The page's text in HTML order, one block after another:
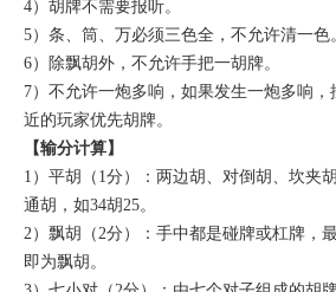
4）胡牌不需要报听。
5）条、筒、万必须三色全，不允许清一色
6）除飘胡外，不允许手把一胡牌。
7）不允许一炮多响，如果发生一炮多响
近的玩家优先胡牌。
【输分计算】
1）平胡（1分）：两边胡、对倒胡、坎夹
通胡，如34胡25。
2）飘胡（2分）：手中都是碰牌或杠牌，
即为飘胡。